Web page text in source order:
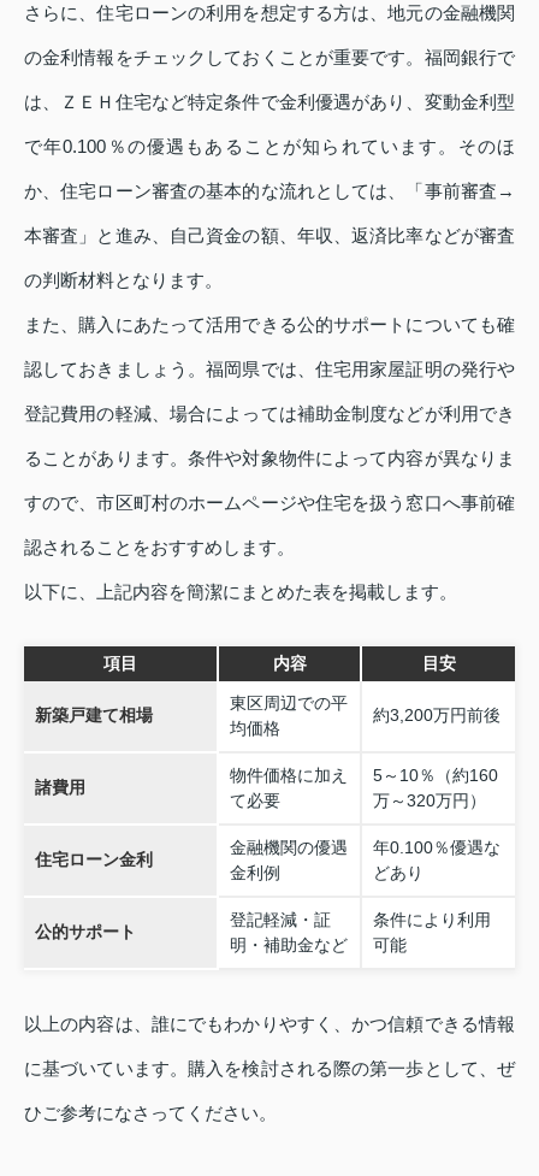
さらに、住宅ローンの利用を想定する方は、地元の金融機関
の金利情報をチェックしておくことが重要です。福岡銀行で
は、ＺＥＨ住宅など特定条件で金利優遇があり、変動金利型
で年0.100％の優遇もあることが知られています。そのほ
か、住宅ローン審査の基本的な流れとしては、「事前審査→
本審査」と進み、自己資金の額、年収、返済比率などが審査
の判断材料となります。
また、購入にあたって活用できる公的サポートについても確
認しておきましょう。福岡県では、住宅用家屋証明の発行や
登記費用の軽減、場合によっては補助金制度などが利用でき
ることがあります。条件や対象物件によって内容が異なりま
すので、市区町村のホームページや住宅を扱う窓口へ事前確
認されることをおすすめします。
以下に、上記内容を簡潔にまとめた表を掲載します。
項目 内容 目安
新築戸建て相場
東区周辺での平
均価格
約3,200万円前後
諸費用
物件価格に加え
て必要
5～10％（約160
万～320万円）
住宅ローン金利
金融機関の優遇
金利例
年0.100％優遇な
どあり
公的サポート
登記軽減・証
明・補助金など
条件により利用
可能
以上の内容は、誰にでもわかりやすく、かつ信頼できる情報
に基づいています。購入を検討される際の第一歩として、ぜ
ひご参考になさってください。